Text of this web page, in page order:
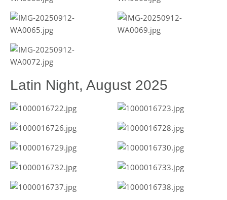
Latin Night, August 2025